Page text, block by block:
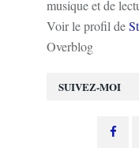
SUIVEZ-MOI
musique et de
Voir le profil de
Overblog